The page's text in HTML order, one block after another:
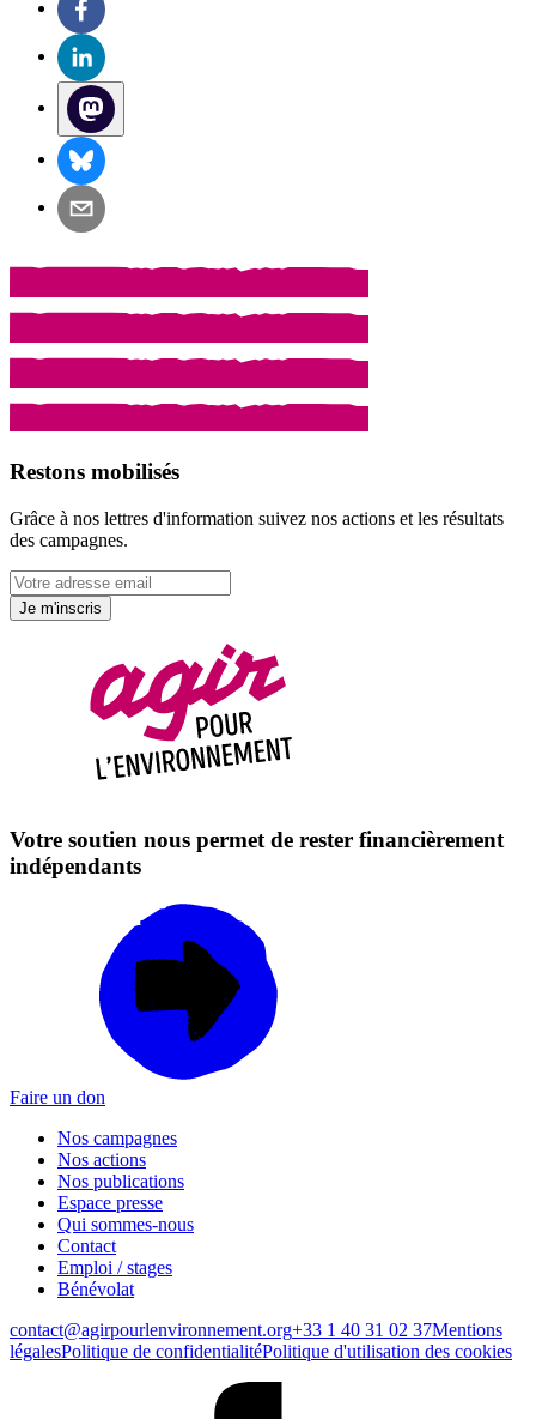
Restons mobilisés
Grâce à nos lettres d'information suivez nos actions et les résultats
des campagnes.
Je m'inscris
Votre soutien nous permet de rester financièrement
indépendants
Faire un don
Nos campagnes
Nos actions
Nos publications
Espace presse
Qui sommes-nous
Contact
Emploi / stages
Bénévolat
contact@agirpourlenvironnement.org+33 1 40 31 02 37Mentions
légalesPolitique de confidentialitéPolitique d'utilisation des cookies